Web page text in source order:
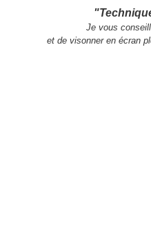
Je vous
et de visonner en écran